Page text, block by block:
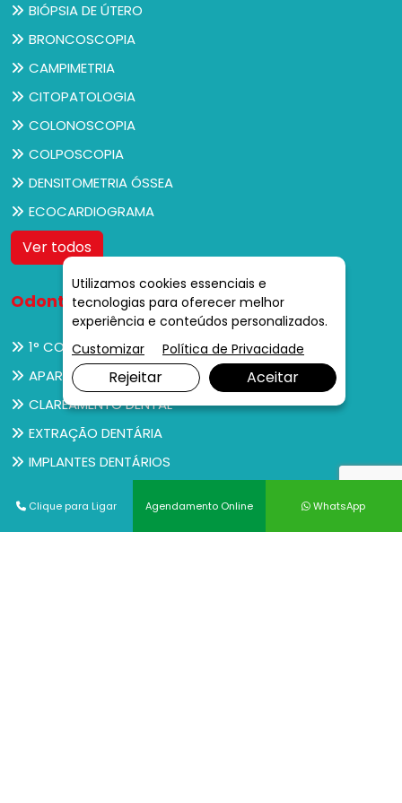
BIÓPSIA DE ÚTERO
BRONCOSCOPIA
CAMPIMETRIA
CITOPATOLOGIA
COLONOSCOPIA
COLPOSCOPIA
DENSITOMETRIA ÓSSEA
ECOCARDIOGRAMA
Ver todos
Odontologia
1° CONSULTA DO BEBÊ AO DENTISTA
APARELHO ORTODÔNTICO
CLAREAMENTO DENTAL
EXTRAÇÃO DENTÁRIA
IMPLANTES DENTÁRIOS
Clique para Ligar Agendamento Online WhatsApp
Utilizamos cookies essenciais e
tecnologias para oferecer melhor
experiência e conteúdos personalizados.
Customizar
Política de Privacidade
Rejeitar Aceitar